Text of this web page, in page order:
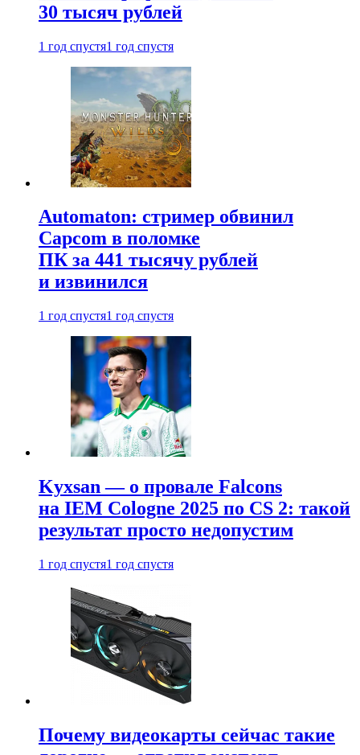
30 тысяч рублей
1 год спустя1 год спустя
Automaton: стример обвинил
Capcom в поломке
ПК за 441 тысячу рублей
и извинился
1 год спустя1 год спустя
Kyxsan — о провале Falcons
на IEM Cologne 2025 по CS 2: такой
результат просто недопустим
1 год спустя1 год спустя
Почему видеокарты сейчас такие